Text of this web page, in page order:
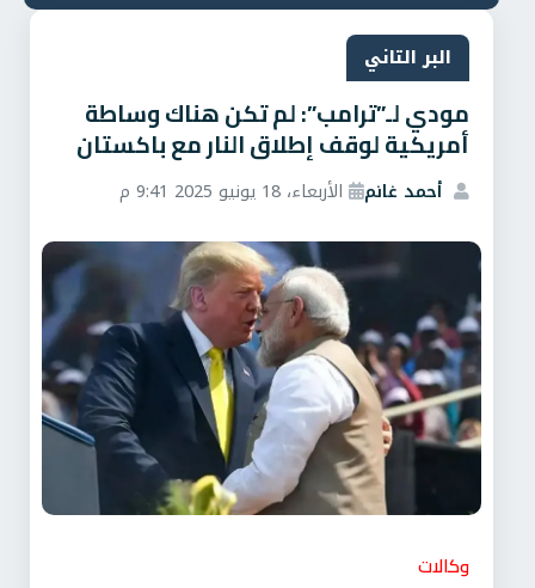
البر التاني
مودي لـ”ترامب”: لم تكن هناك وساطة
أمريكية لوقف إطلاق النار مع باكستان
أحمد غانم الأربعاء، 18 يونيو 2025 9:41 م
وكالات